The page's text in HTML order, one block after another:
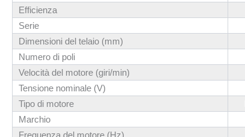
Efficienza
Serie
Dimensioni del telaio (mm)
Numero di poli
Velocità del motore (giri/min)
Tensione nominale (V)
Tipo di motore
Marchio
Frequenza del motore (Hz)